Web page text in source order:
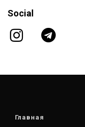
Social
Главная